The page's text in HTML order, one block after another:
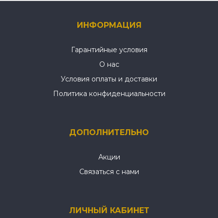
ИНФОРМАЦИЯ
Гарантийные условия
О нас
Условия оплаты и доставки
Политика конфиденциальности
ДОПОЛНИТЕЛЬНО
Акции
Связаться с нами
ЛИЧНЫЙ КАБИНЕТ